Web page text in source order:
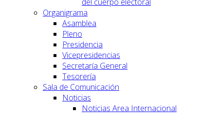
Organigrama
Asamblea
Pleno
Presidencia
Vicepresidencias
Secretaría General
Tesorería
Sala de Comunicación
Noticias
Noticias Area Internacional